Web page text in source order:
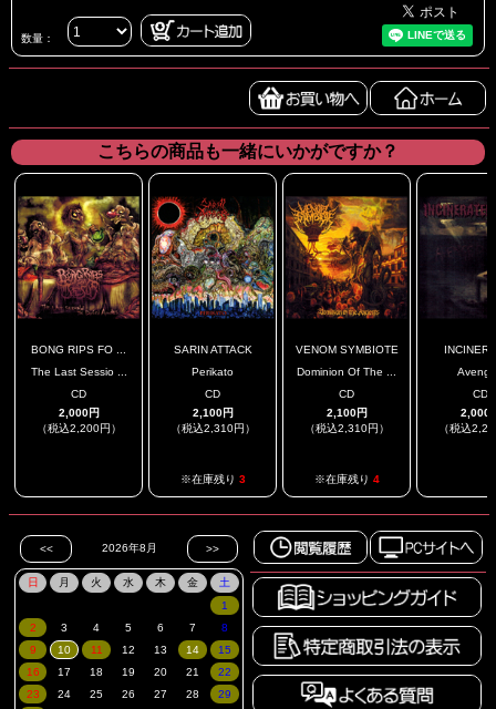
数量：
こちらの商品も一緒にいかがですか？
BONG RIPS FO ...
The Last Sessio ...
CD
2,000円
（税込2,200円）
SARIN ATTACK
Perikato
CD
2,100円
（税込2,310円）
※在庫残り 3
VENOM SYMBIOTE
Dominion Of The ...
CD
2,100円
（税込2,310円）
※在庫残り 4
CD
2,000
（税込